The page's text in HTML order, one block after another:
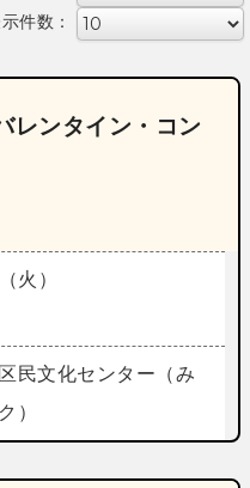
件数：
レンタイン・コン
火）
民文化センター（み
）